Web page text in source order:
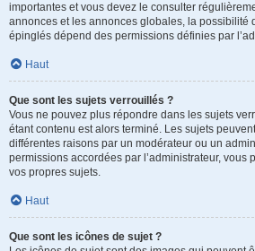
importantes et vous devez le consulter
annonces et les annonces globales, la possibilité
épinglés dépend des permissions définies par
Haut
Que sont les sujets verrouillés ?
Vous ne pouvez plus répondre dans les sujets
étant contenu est alors terminé. Les sujets
différentes raisons par un modérateur ou un
permissions accordées par l’administrateur, vous
vos propres sujets.
Haut
Que sont les icônes de sujet ?